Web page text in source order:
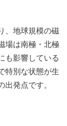
、地球規模の磁
場は南極・北極
も影響している
特別な状態が生
発点です。